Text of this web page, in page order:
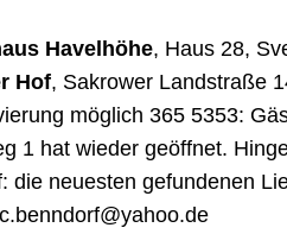
Havelhöhe, Haus 28,
Hof, Sakrower Landstraße
möglich 365 5353:
1 hat wieder geöffnet.
: die neuesten gefundenen